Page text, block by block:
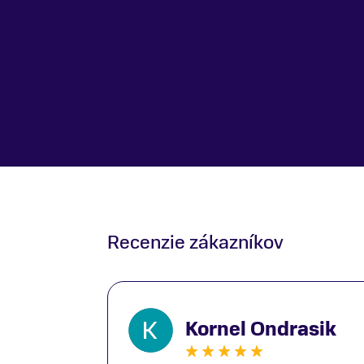
Recenzie zákazníkov
Kornel Ondrasik